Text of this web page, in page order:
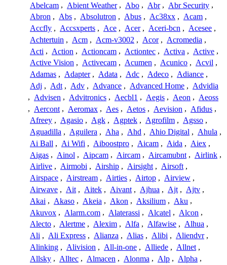
Abelcam , Abient Weather , Abo , Abr , Abr Security ,
Abron , Abs , Absolutron , Abus , Ac38xx , Acam ,
Accfly , Accsxperts , Ace , Acer , Aceri-bcn , Acesee ,
Achtertuin , Acm , Acm-v3002 , Acor , Acromedia ,
Acti , Action , Actioncam , Actiontec , Activa , Active ,
Active Vision , Activecam , Acumen , Acunico , Acvil ,
Adamas , Adapter , Adata , Adc , Adeco , Adiance ,
Adj , Adt , Adv , Advance , Advanced Home , Advidia
, Advisen , Advitronics , Aecbl1 , Aegis , Aeon , Aeoss
, Aercont , Aeromax , Aes , Aetos , Aevision , Afidus ,
Afreey , Agasio , Agk , Agptek , Agrofilm , Agsso ,
Aguadilla , Aguilera , Aha , Ahd , Ahio Digital , Ahula ,
Ai Ball , Ai Wifi , Aiboostpro , Aicam , Aida , Aiex ,
Aigas , Ainol , Aipcam , Aircam , Aircamubnt , Airlink ,
Airlive , Airmobi , Airship , Airsight , Airsoft ,
Airspace , Airstream , Airties , Airtop , Airview ,
Airwave , Ait , Aitek , Aivant , Ajhua , Ajt , Ajtv ,
Akai , Akaso , Akeia , Akon , Aksilium , Aku ,
Akuvox , Alarm.com , Alaterassi , Alcatel , Alcon ,
Alecto , Alertme , Alexim , Alfa , Alfawise , Alhua ,
Ali , Ali Express , Alianza , Alias , Alibi , Aliendvr ,
Alinking , Alivision , All-in-one , Alliede , Allnet ,
Allsky , Alltec , Almacen , Alonma , Alp , Alpha ,